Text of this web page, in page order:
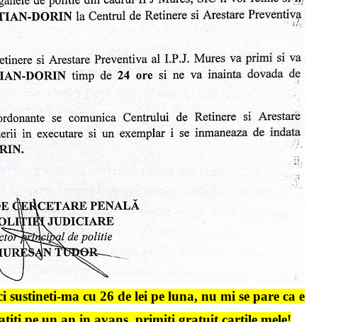
ma cu 26 de lei pe luna, nu mi se pare ca e